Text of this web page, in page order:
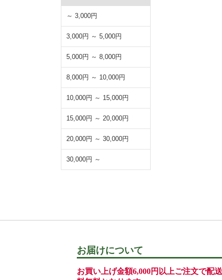
～ 3,000円
3,000円 ～ 5,000円
5,000円 ～ 8,000円
8,000円 ～ 10,000円
10,000円 ～ 15,000円
15,000円 ～ 20,000円
20,000円 ～ 30,000円
30,000円 ～